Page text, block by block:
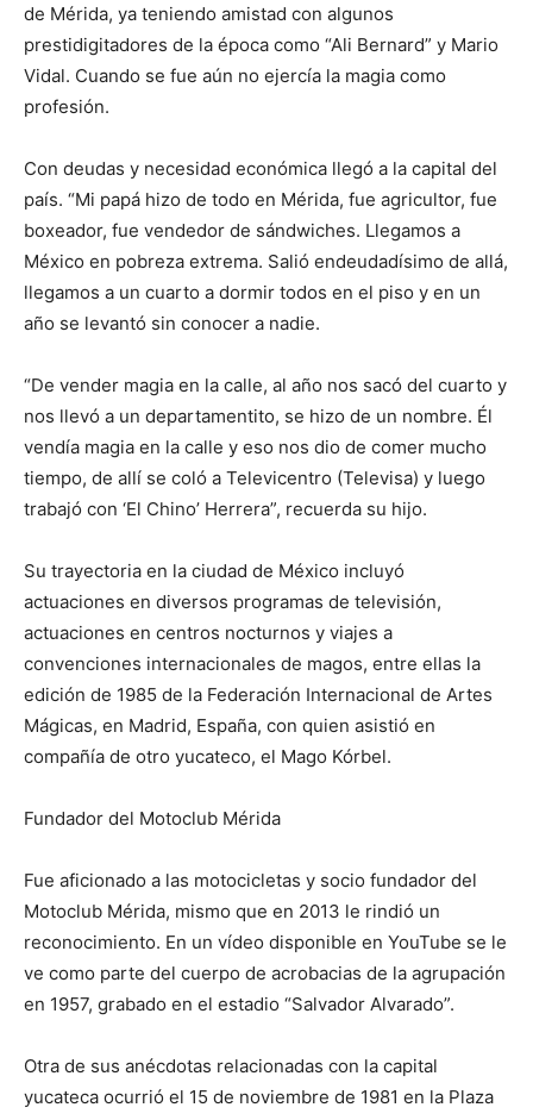
de Mérida, ya teniendo amistad con algunos
prestidigitadores de la época como “Ali Bernard” y Mario
Vidal. Cuando se fue aún no ejercía la magia como
profesión.
Con deudas y necesidad económica llegó a la capital del
país. “Mi papá hizo de todo en Mérida, fue agricultor, fue
boxeador, fue vendedor de sándwiches. Llegamos a
México en pobreza extrema. Salió endeudadísimo de allá,
llegamos a un cuarto a dormir todos en el piso y en un
año se levantó sin conocer a nadie.
“De vender magia en la calle, al año nos sacó del cuarto y
nos llevó a un departamentito, se hizo de un nombre. Él
vendía magia en la calle y eso nos dio de comer mucho
tiempo, de allí se coló a Televicentro (Televisa) y luego
trabajó con ‘El Chino’ Herrera”, recuerda su hijo.
Su trayectoria en la ciudad de México incluyó
actuaciones en diversos programas de televisión,
actuaciones en centros nocturnos y viajes a
convenciones internacionales de magos, entre ellas la
edición de 1985 de la Federación Internacional de Artes
Mágicas, en Madrid, España, con quien asistió en
compañía de otro yucateco, el Mago Kórbel.
Fundador del Motoclub Mérida
Fue aficionado a las motocicletas y socio fundador del
Motoclub Mérida, mismo que en 2013 le rindió un
reconocimiento. En un vídeo disponible en YouTube se le
ve como parte del cuerpo de acrobacias de la agrupación
en 1957, grabado en el estadio “Salvador Alvarado”.
Otra de sus anécdotas relacionadas con la capital
yucateca ocurrió el 15 de noviembre de 1981 en la Plaza